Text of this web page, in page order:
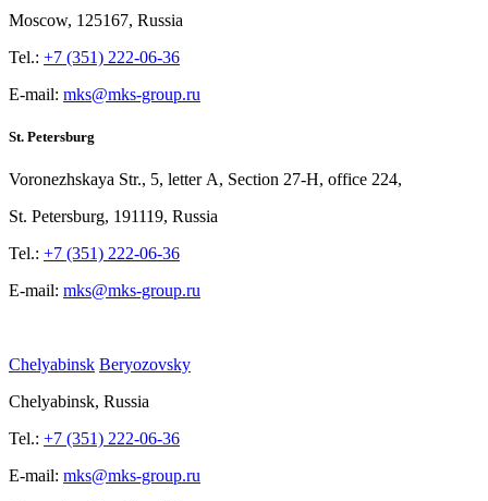
Moscow, 125167, Russia
Tel.: +7 (351) 222-06-36
E-mail: mks@mks-group.ru
St. Petersburg
Voronezhskaya Str., 5, letter A, Section 27-Н, office 224,
St. Petersburg, 191119, Russia
Tel.: +7 (351) 222-06-36
E-mail: mks@mks-group.ru
Chelyabinsk Beryozovsky
Chelyabinsk, Russia
Tel.: +7 (351) 222-06-36
E-mail: mks@mks-group.ru